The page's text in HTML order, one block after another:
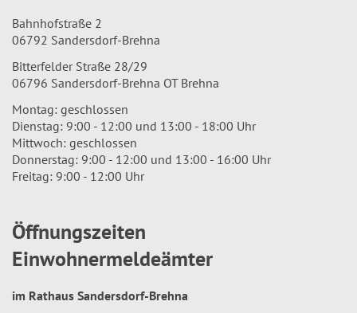
Bahnhofstraße 2
06792 Sandersdorf-Brehna
Bitterfelder Straße 28/29
06796 Sandersdorf-Brehna OT Brehna
Montag: geschlossen
Dienstag: 9:00 - 12:00 und 13:00 - 18:00 Uhr
Mittwoch: geschlossen
Donnerstag: 9:00 - 12:00 und 13:00 - 16:00 Uhr
Freitag: 9:00 - 12:00 Uhr
Öffnungszeiten
Einwohnermeldeämter
im Rathaus Sandersdorf-Brehna